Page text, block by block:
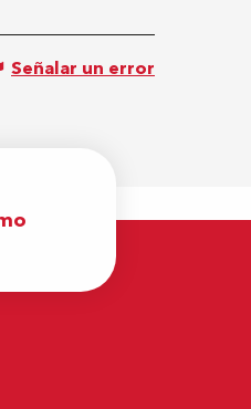
Señalar un error